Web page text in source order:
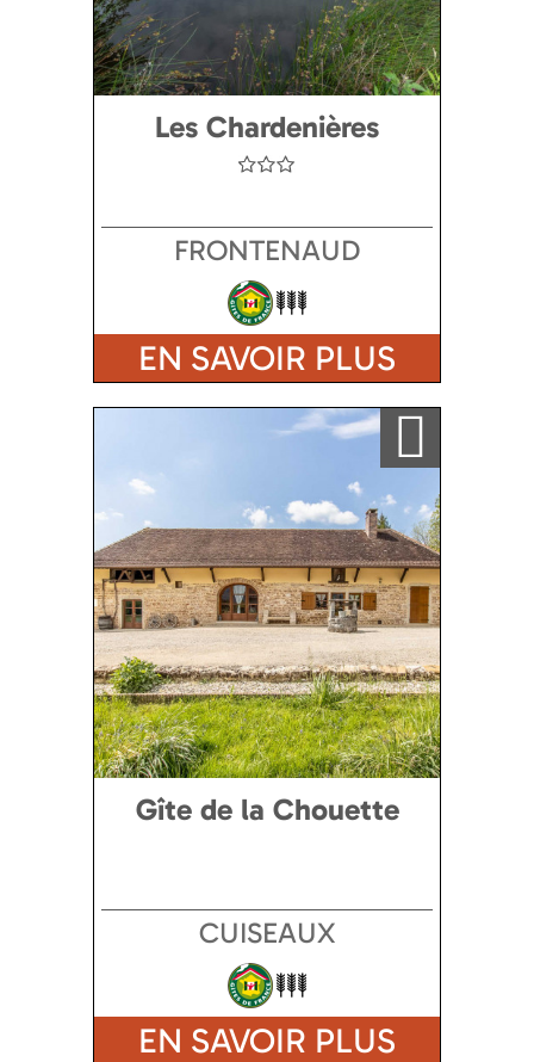
Les Chardenières
FRONTENAUD
EN SAVOIR PLUS
Ajouter a ma sélection
Gîte de la Chouette
CUISEAUX
EN SAVOIR PLUS